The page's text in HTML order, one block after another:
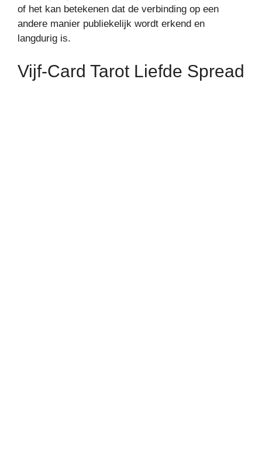
of het kan betekenen dat de verbinding op een
andere manier publiekelijk wordt erkend en
langdurig is.
Vijf-Card Tarot Liefde Spread